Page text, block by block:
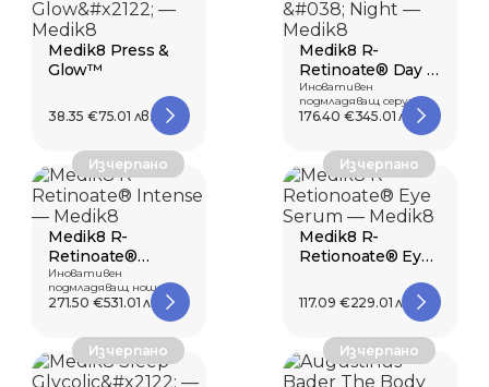
Medik8 Press &
Glow™
38.35 €75.01 лв.
Medik8 R-
Retinoate® Day &
Night
Иновативен
подмладяващ серум с
кремообразна
176.40 €345.01 лв.
Изчерпано
Medik8 R-
Retinoate®
Intense
Иновативен
подмладяващ нощен
крем
271.50 €531.01 лв.
Изчерпано
Medik8 R-
Retionoate® Eye
117.09 €229.01 лв.
Изчерпано Изчерпано